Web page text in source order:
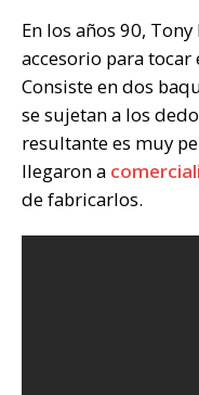
En los años 90,
accesorio para
Consiste en dos
se sujetan a los
resultante es muy
llegaron a
de fabricarlos.